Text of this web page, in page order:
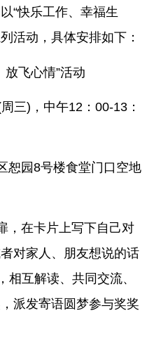
“快乐工作、幸福生
活动，具体安排如下：
放飞心情”活动
三)，中午12：00-13：
恕园8号楼食堂门口空地
，在卡片上写下自己对
对家人、朋友想说的话
相互解读、共同交流、
派发寄语圆梦参与奖奖